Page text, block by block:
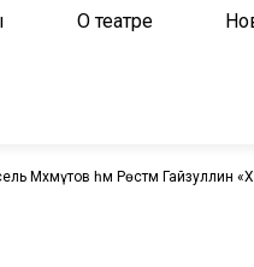
О театре
Мәхмүтов һәм Рөстәм Гайзуллин